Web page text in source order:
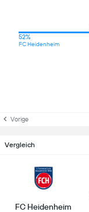
52%
FC Heidenheim
Vorige
Vergleich
FC Heidenheim